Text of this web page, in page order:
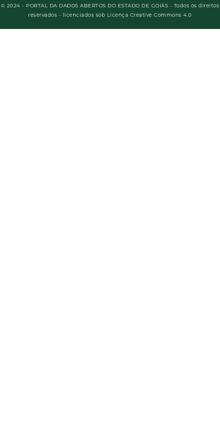
© 2024 - PORTAL DA DADOS ABERTOS DO ESTADO DE GOIÁS - Todos os direitos
reservados - licenciados sob Licença Creative Commons 4.0